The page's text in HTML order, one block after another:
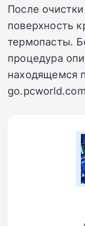
После
поверхность
термопасты.
процедура
находящемся